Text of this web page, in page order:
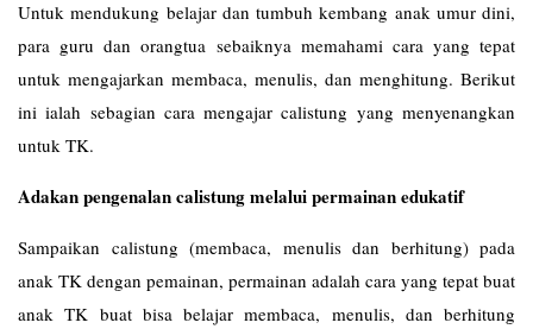
Untuk mendukung belajar dan tumbuh kembang anak umur dini,
para guru dan orangtua sebaiknya memahami cara yang tepat
untuk mengajarkan membaca, menulis, dan menghitung. Berikut
ini ialah sebagian cara mengajar calistung yang menyenangkan
untuk TK.
Adakan pengenalan calistung melalui permainan edukatif
Sampaikan calistung (membaca, menulis dan berhitung) pada
anak TK dengan pemainan, permainan adalah cara yang tepat buat
anak TK buat bisa belajar membaca, menulis, dan berhitung